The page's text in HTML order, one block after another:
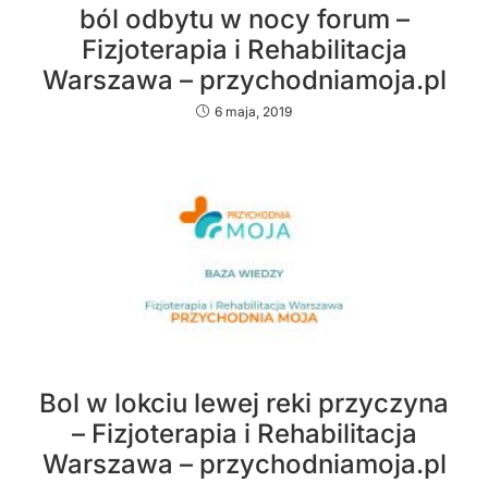
ból odbytu w nocy forum –
Fizjoterapia i Rehabilitacja
Warszawa – przychodniamoja.pl
6 maja, 2019
Bol w lokciu lewej reki przyczyna
– Fizjoterapia i Rehabilitacja
Warszawa – przychodniamoja.pl